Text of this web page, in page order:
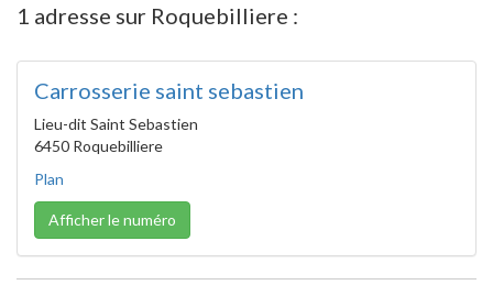
1 adresse sur Roquebilliere :
Carrosserie saint sebastien
Lieu-dit Saint Sebastien
6450 Roquebilliere
Plan
Afficher le numéro